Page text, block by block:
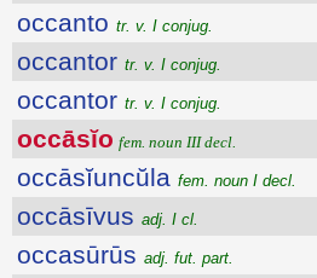
occanto tr. v. I conjug.
occantor tr. v. I conjug.
occantor tr. v. I conjug.
occāsĭo fem. noun III decl.
occāsĭuncŭla fem. noun I decl.
occāsīvus adj. I cl.
occasūrūs adj. fut. part.